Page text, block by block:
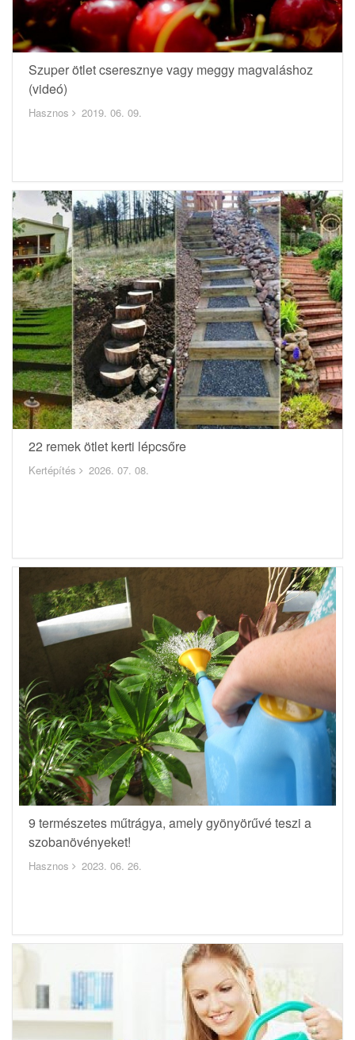
Szuper ötlet cseresznye vagy meggy magvaláshoz
(videó)
Hasznos 2019. 06. 09.
22 remek ötlet kerti lépcsőre
Kertépítés 2026. 07. 08.
9 természetes műtrágya, amely gyönyörűvé teszi a
szobanövényeket!
Hasznos 2023. 06. 26.